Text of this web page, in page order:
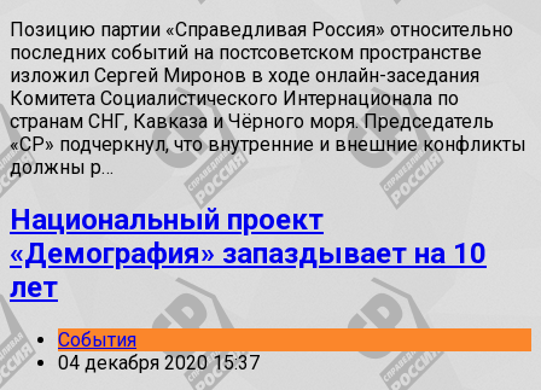
Позицию партии «Справедливая Россия» относительно
последних событий на постсоветском пространстве
изложил Сергей Миронов в ходе онлайн-заседания
Комитета Социалистического Интернационала по
странам СНГ, Кавказа и Чёрного моря. Председатель
«СР» подчеркнул, что внутренние и внешние конфликты
должны р…
Национальный проект
«Демография» запаздывает на 10
лет
События
04 декабря 2020 15:37